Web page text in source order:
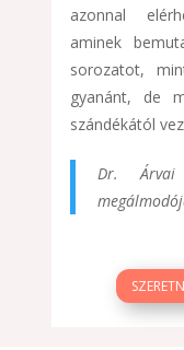
azonnal
aminek
sorozatot,
gyanánt, de
szándékától
Dr. Árvai